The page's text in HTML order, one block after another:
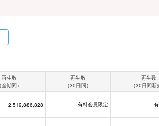
再生数
（全期間）
再生数
（30日間）
再生数
（30日間新
2,519,886,828 有料会員限定